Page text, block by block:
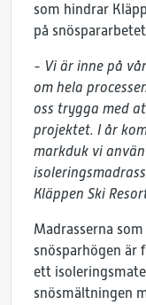
som hindrar
på
- Vi är inne på
om hela
oss trygga med
projektet. I år
markduk vi
Kläppen Ski
Madrasserna
snösparhögen är
ett
snösmältningen